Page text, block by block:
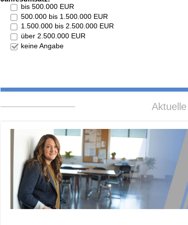
bis 500.000 EUR
500.000 bis 1.500.000 EUR
1.500.000 bis 2.500.000 EUR
über 2.500.000 EUR
keine Angabe